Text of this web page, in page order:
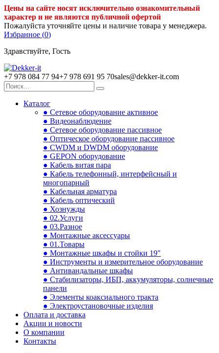
Цены на сайте носят исключительно ознакомительный
характер и не являются публичной офертой
Пожалуйста уточняйте цены и наличие товара у менеджера.
Избранное (0)
Здравствуйте, Гость
+7 978 084 77 94+7 978 691 95 70sales@dekker-it.com
Каталог
● Сетевое оборудование активное
● Видеонаблюдение
● Сетевое оборудование пассивное
● Оптическое оборудование пассивное
● CWDM и DWDM оборудование
● GEPON оборудование
● Кабель витая пара
● Кабель телефонный, интерфейсный и
многопарный
● Кабельная арматура
● Кабель оптический
● Хознужды
● 02.Услуги
● 03.Разное
● Монтажные аксессуары
● 01.Товары
● Монтажные шкафы и стойки 19"
● Инструменты и измерительное оборудование
● Антивандальные шкафы
● Стабилизаторы, ИБП, аккумуляторы, солнечные
панели
● Элементы коаксиального тракта
● Электроустановочные изделия
Оплата и доставка
Акции и новости
О компании
Контакты